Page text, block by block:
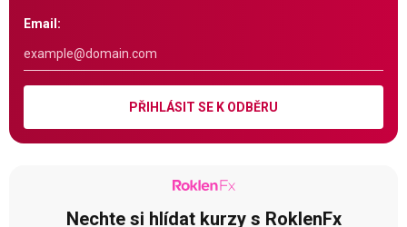
Email:
PŘIHLÁSIT SE K ODBĚRU
Nechte si hlídat kurzy s RoklenFx